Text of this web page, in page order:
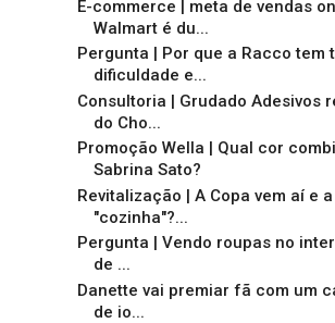
E-commerce | meta de vendas
Walmart é du...
Pergunta | Por que a Racco tem
dificuldade e...
Consultoria | Grudado Adesivos
do Cho...
Promoção Wella | Qual cor
Sabrina Sato?
Revitalização | A Copa vem aí e
"cozinha"?...
Pergunta | Vendo roupas no
de ...
Danette vai premiar fã com um
de io...